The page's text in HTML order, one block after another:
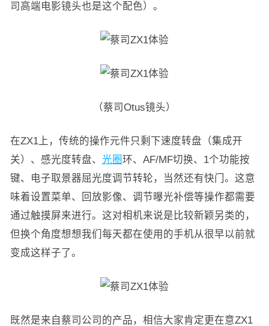
司高端电影镜头也是这个配色）。
（蔡司Otus镜头）
在ZX1上，传统的操作元件只剩下速度转盘（集成开
关）、感光度转盘、 光圈环、AF/MF切换、1个功能按
键、电子取景器屈光度调节转轮，当然还有快门。这意
味着设置菜单、回放影像、调节曝光补偿等操作都需要
通过触摸屏来进行。这对相机来说是比较新颖另类的，
但换个角度想想我们每天都在使用的手机从很早以前就
变成这样子了。
既然是来自蔡司公司的产品，相信大家肯定更在意ZX1